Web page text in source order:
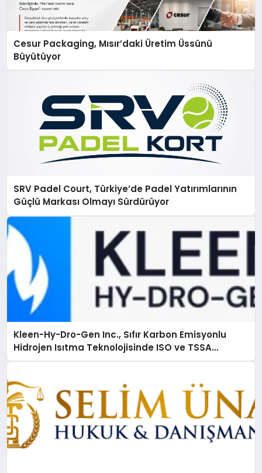
Cesur Packaging, Mısır’daki Üretim Üssünü
Büyütüyor
SRV Padel Court, Türkiye’de Padel Yatırımlarının
Güçlü Markası Olmayı Sürdürüyor
Kleen-Hy-Dro-Gen Inc., Sıfır Karbon Emisyonlu
Hidrojen Isıtma Teknolojisinde ISO ve TSSA
Düzenleyici Onaylarını Aldı